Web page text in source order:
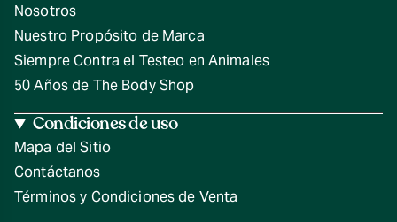
Nosotros
Nuestro Propósito de Marca
Siempre Contra el Testeo en Animales
50 Años de The Body Shop
Condiciones de uso
Mapa del Sitio
Contáctanos
Términos y Condiciones de Venta